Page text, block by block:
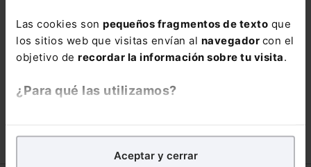
Las cookies son pequeños fragmentos de texto que
los sitios web que visitas envían al navegador con el
objetivo de recordar la información sobre tu visita.
¿Para qué las utilizamos?
analíticospara tratar demejorar tu experienciaen
nuestra página web. También con fines publicitarios,
Aceptar y cerrar
PRUEBA ILÍCITA REGULACIÓN DIGITAL
SECTOR LEGAL SMART TALK
VUELO INTERNACIONAL